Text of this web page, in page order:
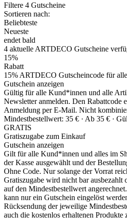
Filtere 4 Gutscheine
Sortieren nach:
Beliebteste
Neueste
endet bald
4 aktuelle ARTDECO Gutscheine
15%
Rabatt
15% ARTDECO Gutscheincode für
Gutschein anzeigen
Gültig für alle Kund*innen und alle
Newsletter anmelden. Den Rabattcode
Anmeldung per E-Mail. Nicht
Mindestbestellwert: 35 € · Ab 35 € ·
GRATIS
Gratiszugabe zum Einkauf
Gutschein anzeigen
Gilt für alle Kund*innen und alles im
der Kasse ausgewählt und der
Ohne Code. Nur solange der Vorrat
Gratiszugabe wird nicht bar ausbezahlt
auf den Mindestbestellwert
kann nur ein Gutschein eingelöst
Rücksendung der jeweilige
auch die kostenlos erhaltenen Produkte